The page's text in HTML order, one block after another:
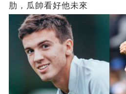
肋，瓜帥看好他未來